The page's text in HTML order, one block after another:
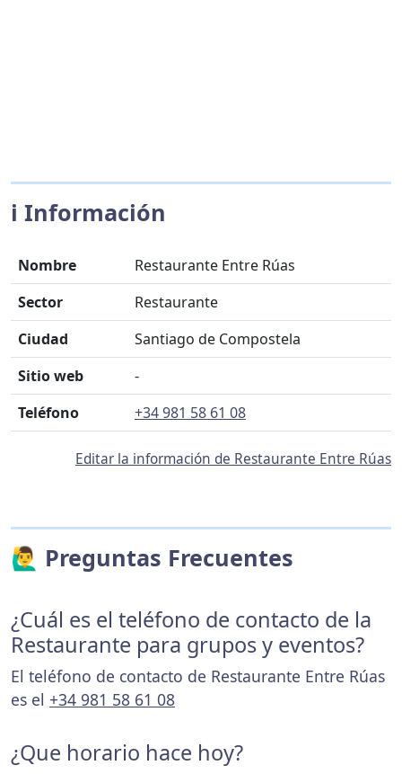
ℹ️ Información
Nombre
Restaurante Entre Rúas
Sector
Restaurante
Ciudad
Santiago de Compostela
Sitio web
-
Teléfono
+34 981 58 61 08
Editar la información de Restaurante Entre Rúas
🙋‍♂️ Preguntas Frecuentes
¿Cuál es el teléfono de contacto de la
Restaurante para grupos y eventos?
El teléfono de contacto de Restaurante Entre Rúas
es el +34 981 58 61 08
¿Que horario hace hoy?